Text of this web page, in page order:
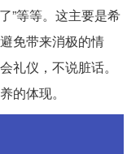
”等等。这主要是希
免带来消极的情
礼仪，不说脏话。
的体现。